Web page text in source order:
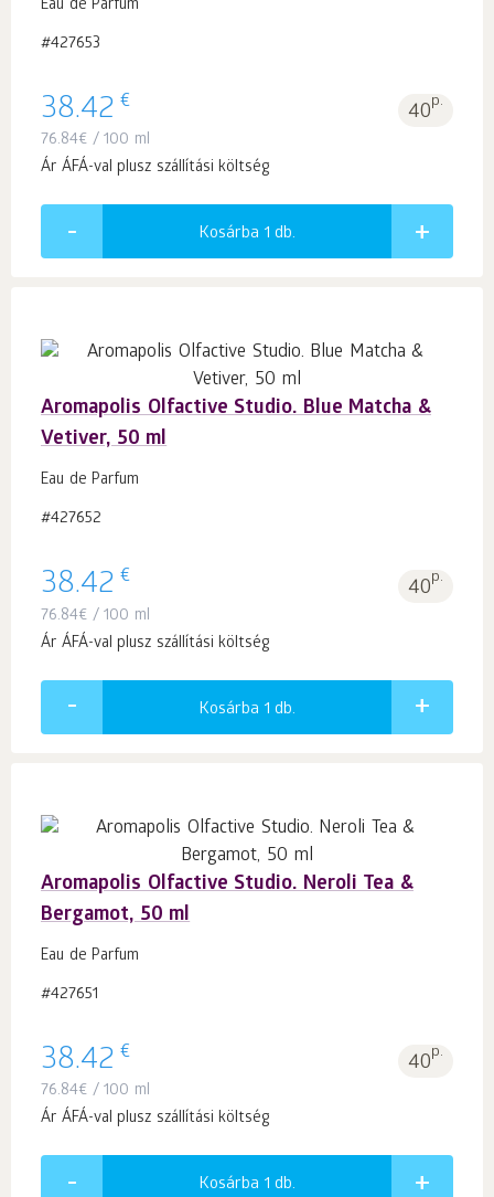
Eau de Parfum
#427653
38.42 € 40p.
76.84€ / 100 ml
Ár ÁFÁ-val plusz szállítási költség
Kosárba 1 db.
Aromapolis Olfactive Studio. Blue Matcha &
Vetiver, 50 ml
Eau de Parfum
#427652
38.42 € 40p.
76.84€ / 100 ml
Ár ÁFÁ-val plusz szállítási költség
Kosárba 1 db.
Aromapolis Olfactive Studio. Neroli Tea &
Bergamot, 50 ml
Eau de Parfum
#427651
38.42 € 40p.
76.84€ / 100 ml
Ár ÁFÁ-val plusz szállítási költség
Kosárba 1 db.